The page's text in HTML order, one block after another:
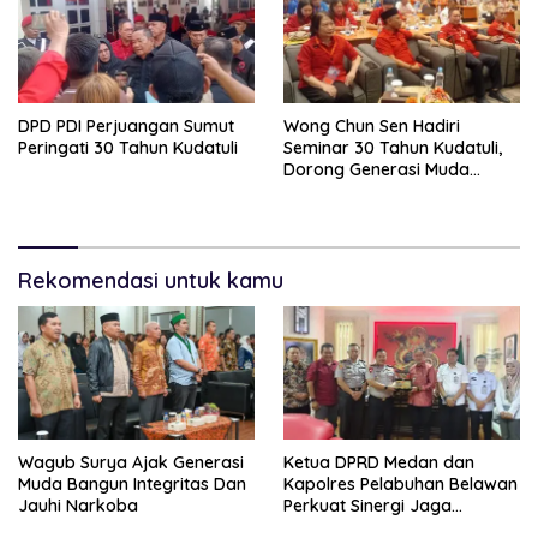
DPD PDI Perjuangan Sumut
Peringati 30 Tahun Kudatuli
Wong Chun Sen Hadiri
Seminar 30 Tahun Kudatuli,
Dorong Generasi Muda
Rekomendasi untuk kamu
Wagub Surya Ajak Generasi
Muda Bangun Integritas Dan
Jauhi Narkoba
Ketua DPRD Medan dan
Kapolres Pelabuhan Belawan
Perkuat Sinergi Jaga